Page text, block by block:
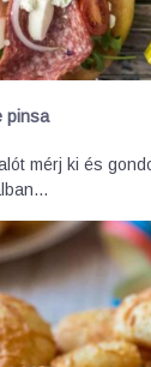
pinsa
mérj ki és